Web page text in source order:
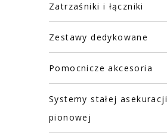
Zatrzaśniki i łączniki
Zestawy dedykowane
Pomocnicze akcesoria
Systemy stałej asekuracji
pionowej